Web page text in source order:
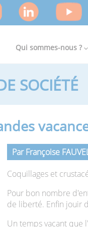
Qui sommes-nous ?
SOCIÉTÉ
Par Françoise
Coquillages et
Pour bon nombre
de liberté. Enfin jouir
Un temps vacant que